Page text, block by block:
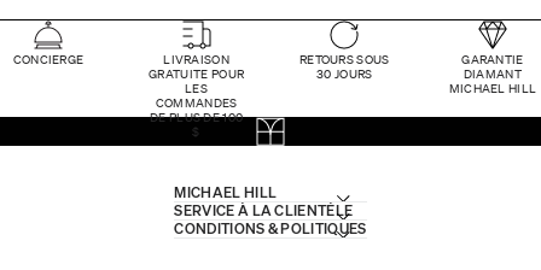
CONCIERGE
LIVRAISON
GRATUITE POUR
LES
COMMANDES
DE PLUS DE 100
$
RETOURS SOUS
30 JOURS
GARANTIE
DIAMANT
MICHAEL HILL
MICHAEL HILL
SERVICE À LA CLIENTÈLE
CONDITIONS & POLITIQUES